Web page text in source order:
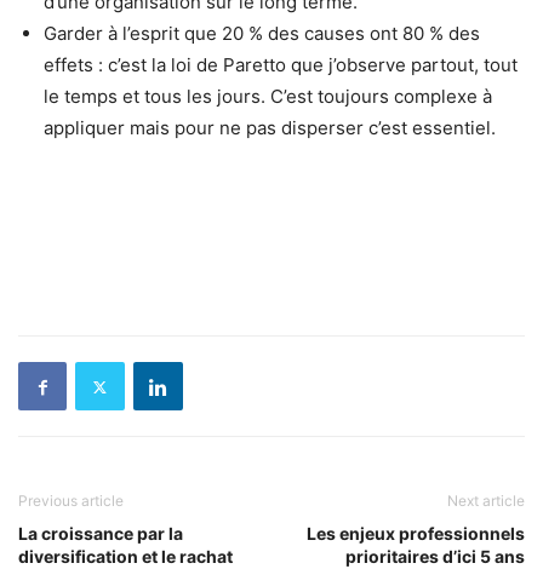
Garder à l’esprit que 20 % des causes ont 80 % des
effets : c’est la loi de Paretto que j’observe partout, tout
le temps et tous les jours. C’est toujours complexe à
appliquer mais pour ne pas disperser c’est essentiel.
Previous article
La croissance par la
diversification et le rachat
Next article
Les enjeux professionnels
prioritaires d’ici 5 ans